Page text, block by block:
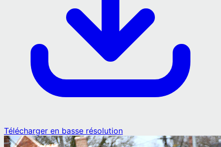
Télécharger en basse résolution